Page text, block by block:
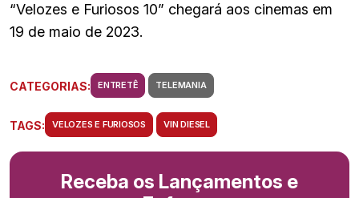
“Velozes e Furiosos 10” chegará aos cinemas em
19 de maio de 2023.
CATEGORIAS: ENTRETÊ TELEMANIA
TAGS: VELOZES E FURIOSOS VIN DIESEL
Receba os Lançamentos e